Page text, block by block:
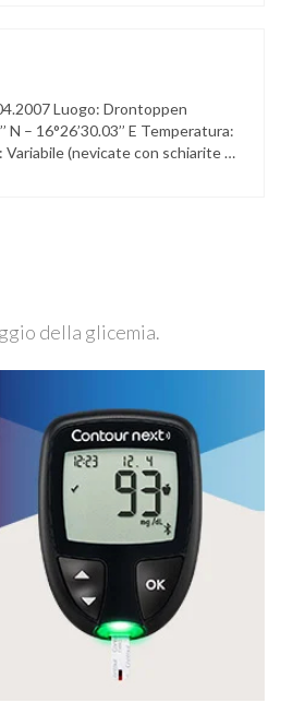
Luogo: Drontoppen
N – 16°26’30.03’’ E Temperatura:
Variabile (nevicate con schiarite a
della glicemia.